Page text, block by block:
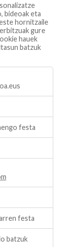
bideoak eta
hornitzaile
gure
hauek
batzuk
festa
festa
batzuk